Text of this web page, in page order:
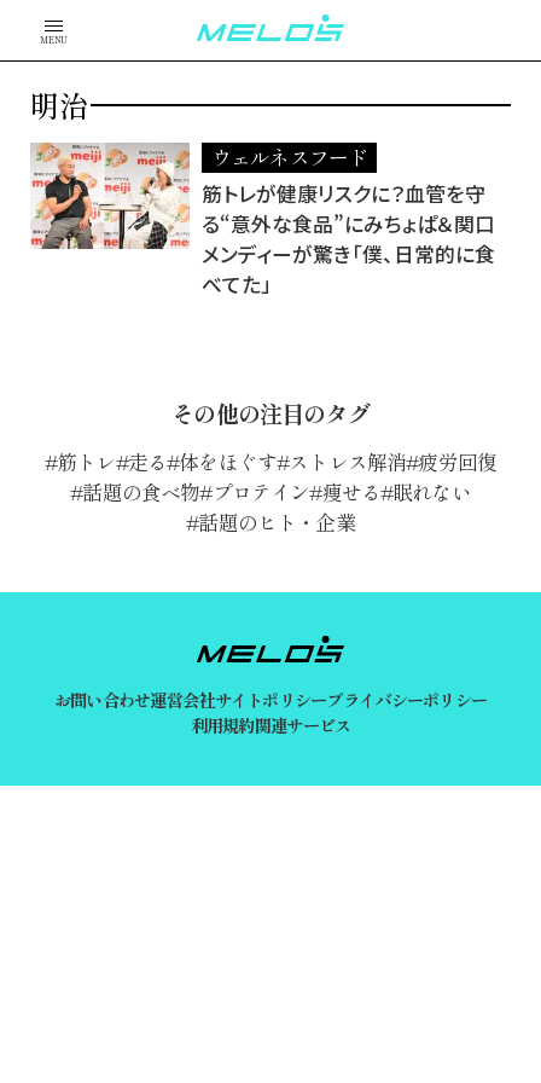
MENU
明治
ウェルネスフード
筋トレが健康リスクに？血管を守
る“意外な食品”にみちょぱ＆関口
メンディーが驚き「僕、日常的に食
べてた」
その他の注目のタグ
筋トレ 走る 体をほぐす ストレス解消 疲労回復
話題の食べ物 プロテイン 痩せる 眠れない
話題のヒト・企業
お問い合わせ運営会社サイトポリシープライバシーポリシー
利用規約関連サービス